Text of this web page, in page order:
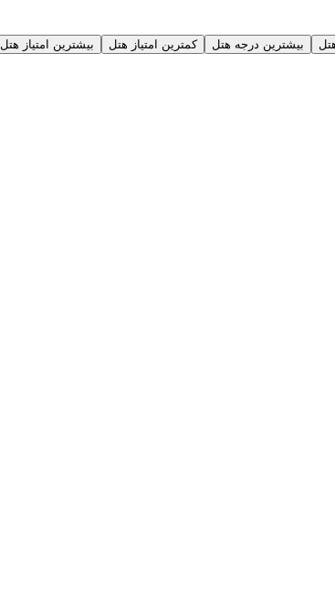
بیشترین درجه هتل کمترین امتیاز هتل بیشترین امتیاز هتل